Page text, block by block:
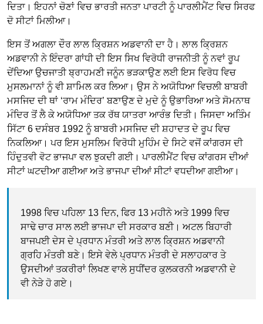
ਦਿਤਾ। ਇਹਨਾਂ ਚੋਣਾਂ ਵਿਚ ਭਾਰਤੀ ਜਨਤਾ ਪਾਰਟੀ ਨੂੰ ਪਾਰਲੀਮੈਂਟ ਵਿਚ ਸਿਰਫ
ਦੋ ਸੀਟਾਂ ਮਿਲੀਆ।
ਇਸ ਤੋਂ ਅਗਲਾ ਦੌਰ ਲਾਲ ਕ੍ਰਿਸ਼ਨ ਅਡਵਾਨੀ ਦਾ ਹੈ। ਲਾਲ ਕ੍ਰਿਸ਼ਨ
ਅਡਵਾਨੀ ਨੇ ਇੰਦਰਾ ਗਾਂਧੀ ਦੀ ਇਸ ਸਿਖ ਵਿਰੋਧੀ ਰਾਜਨੀਤੀ ਨੂੰ ਨਵਾਂ ਰੂਪ
ਦੇਂਦਿਆ ਉਚਜਾਤੀ ਬ੍ਰਾਹਮਣੀ ਜਨੂੰਨ ਭੜਕਾਉਣ ਲਈ ਇਸ ਵਿਰੋਧ ਵਿਚ
ਮੁਸਲਮਾਨਾਂ ਨੂੰ ਵੀ ਸ਼ਾਮਿਲ ਕਰ ਲਿਆ। ਉਸ ਨੇ ਅਯੋਧਿਆ ਵਿਚਲੀ ਬਾਬਰੀ
ਮਸਜਿਦ ਦੀ ਥਾਂ ‘ਰਾਮ ਮੰਦਿਰ’ ਬਣਾਉਣ ਦੇ ਮੁਦੇ ਨੂੰ ਉਭਾਰਿਆ ਅਤੇ ਸੋਮਨਾਥ
ਮੰਦਿਰ ਤੋਂ ਲੈ ਕੇ ਅਯੋਧਿਆ ਤਕ ਰੱਥ ਯਾਤਰਾ ਆਰੰਭ ਦਿਤੀ। ਜਿਸਦਾ ਅਤਿੰਮ
ਸਿੱਟਾ 6 ਦਸੰਬਰ 1992 ਨੂੰ ਬਾਬਰੀ ਮਸਜਿਦ ਦੀ ਸ਼ਹਾਦਤ ਦੇ ਰੂਪ ਵਿਚ
ਨਿਕਲਿਆ। ਪਰ ਇਸ ਮੁਸਲਿਮ ਵਿਰੋਧੀ ਮੁਹਿੰਮ ਦੇ ਸਿਟੇ ਵਜੋਂ ਕਾਂਗਰਸ ਦੀ
ਹਿੰਦੁਤਵੀ ਵੋਟ ਭਾਜਪਾ ਵਲ ਝੁਕਦੀ ਗਈ। ਪਾਰਲੀਮੈਂਟ ਵਿਚ ਕਾਂਗਰਸ ਦੀਆਂ
ਸੀਟਾਂ ਘਟਦੀਆ ਗਈਆ ਅਤੇ ਭਾਜਪਾ ਦੀਆਂ ਸੀਟਾਂ ਵਧਦੀਆ ਗਈਆ।
1998 ਵਿਚ ਪਹਿਲਾ 13 ਦਿਨ, ਫਿਰ 13 ਮਹੀਨੇ ਅਤੇ 1999 ਵਿਚ
ਸਾਢੇ ਚਾਰ ਸਾਲ ਲਈ ਭਾਜਪਾ ਦੀ ਸਰਕਾਰ ਬਣੀ। ਅਟਲ ਬਿਹਾਰੀ
ਬਾਜਪਈ ਦੇਸ ਦੇ ਪ੍ਰਧਾਨ ਮੰਤਰੀ ਅਤੇ ਲਾਲ ਕ੍ਰਿਸ਼ਨ ਅਡਵਾਨੀ
ਗ੍ਰਹਿ ਮੰਤਰੀ ਬਣੇ। ਇਸੇ ਵੇਲੇ ਪ੍ਰਧਾਨ ਮੰਤਰੀ ਦੇ ਸਲਾਹਕਾਰ ਤੇ
ਉਸਦੀਆਂ ਤਕਰੀਰਾਂ ਲਿਖਣ ਵਾਲੇ ਸੁਧੀਂਦਰ ਕੁਲਕਰਨੀ ਅਡਵਾਨੀ ਦੇ
ਵੀ ਨੇੜੇ ਹੋ ਗਏ।